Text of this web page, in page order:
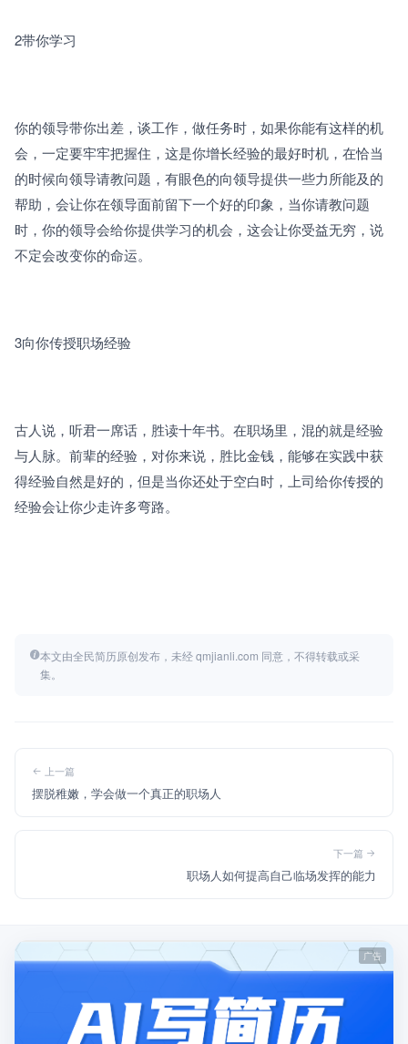
2带你学习
你的领导带你出差，谈工作，做任务时，如果你能有这样的机
会，一定要牢牢把握住，这是你增长经验的最好时机，在恰当
的时候向领导请教问题，有眼色的向领导提供一些力所能及的
帮助，会让你在领导面前留下一个好的印象，当你请教问题
时，你的领导会给你提供学习的机会，这会让你受益无穷，说
不定会改变你的命运。
3向你传授职场经验
古人说，听君一席话，胜读十年书。在职场里，混的就是经验
与人脉。前辈的经验，对你来说，胜比金钱，能够在实践中获
得经验自然是好的，但是当你还处于空白时，上司给你传授的
经验会让你少走许多弯路。
本文由全民简历原创发布，未经 qmjianli.com 同意，不得转载或采
集。
上一篇
摆脱稚嫩，学会做一个真正的职场人
下一篇
职场人如何提高自己临场发挥的能力